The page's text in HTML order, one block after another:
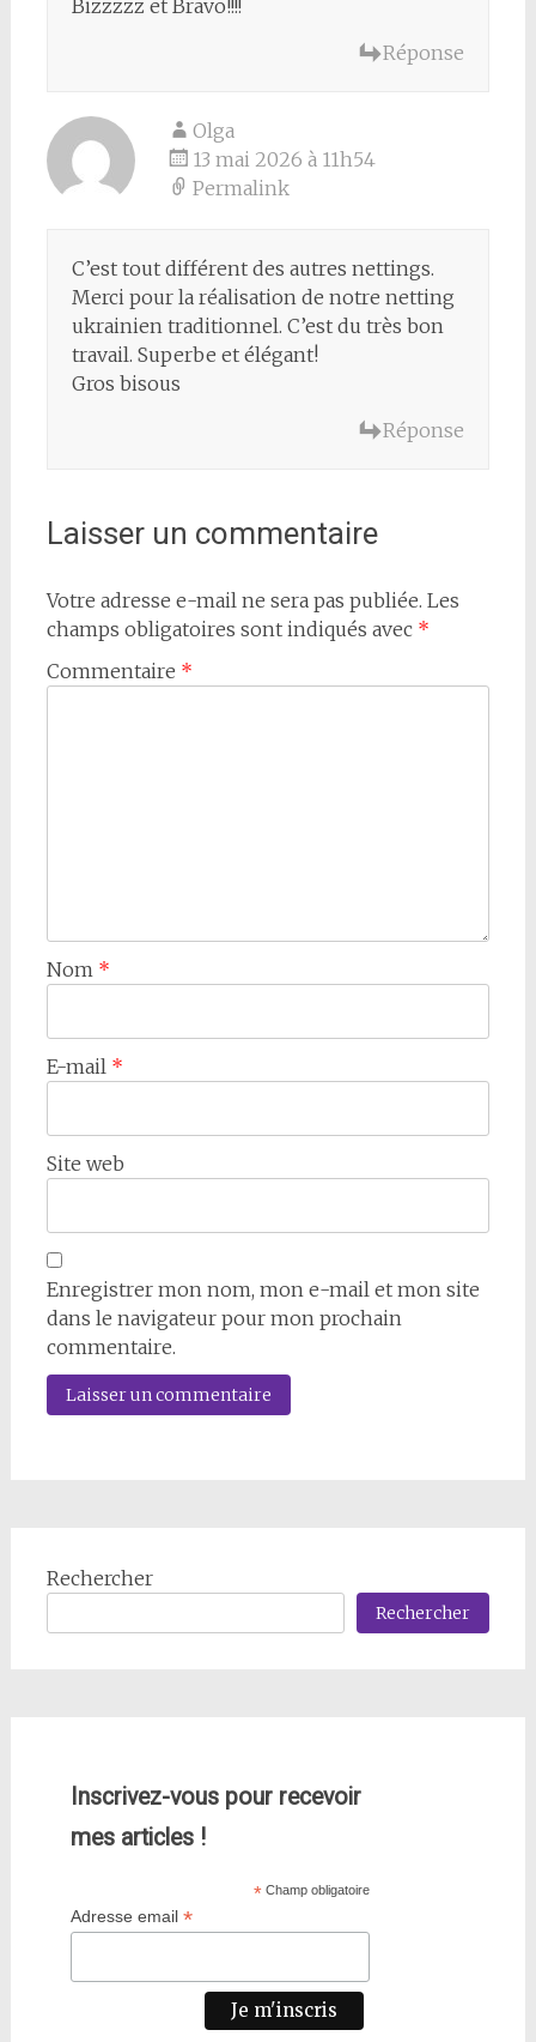
Bizzzzz et Bravo!!!!
Réponse
Olga
13 mai 2026 à 11h54
Permalink
C’est tout différent des autres nettings.
Merci pour la réalisation de notre netting
ukrainien traditionnel. C’est du très bon
travail. Superbe et élégant!
Gros bisous
Réponse
Laisser un commentaire
Votre adresse e-mail ne sera pas publiée. Les
champs obligatoires sont indiqués avec *
Commentaire *
Nom *
E-mail *
Site web
Enregistrer mon nom, mon e-mail et mon site
dans le navigateur pour mon prochain
commentaire.
Rechercher
Rechercher
Inscrivez-vous pour recevoir
mes articles !
*Champ obligatoire
Adresse email *